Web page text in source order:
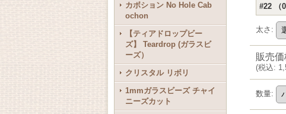
カボション No Hole Cab
ochon
【ティアドロップビー
ズ】 Teardrop (ガラスビ
ーズ）
クリスタル リボリ
1mmガラスビーズ チャイ
ニーズカット
#22 （
太さ :
販売価
(税込:
数量: